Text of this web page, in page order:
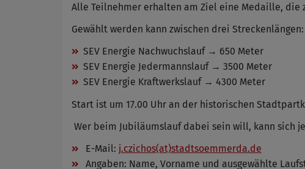
Alle Teilnehmer erhalten am Ziel eine Medaille,
Gewählt werden kann zwischen drei Streckenlängen:
SEV Energie Nachwuchslauf → 650 Meter
SEV Energie Jedermannslauf → 3500 Meter
SEV Energie Kraftwerkslauf → 4300 Meter
Start ist um 17.00 Uhr an der historischen
Wer beim Jubiläumslauf dabei sein will, kann sich
E-Mail: j.czichos(at)stadtsoemmerda.de
Angaben: Name, Vorname und ausgewählte